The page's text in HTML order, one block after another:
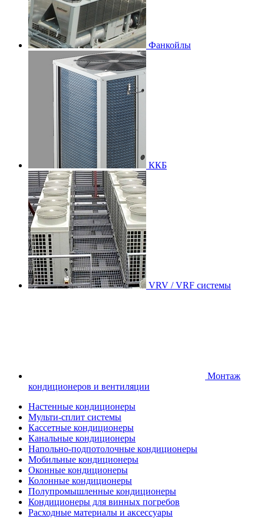
Фанкойлы
ККБ
VRV / VRF системы
Монтаж
кондиционеров и вентиляции
Настенные кондиционеры
Мульти-сплит системы
Кассетные кондиционеры
Канальные кондиционеры
Напольно-подпотолочные кондиционеры
Мобильные кондиционеры
Оконные кондиционеры
Колонные кондиционеры
Полупромышленные кондиционеры
Кондиционеры для винных погребов
Расходные материалы и аксессуары